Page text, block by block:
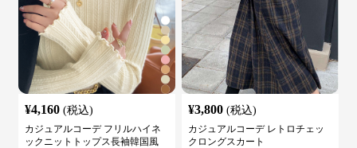
¥4,160 (税込)
カジュアルコーデ フリルハイネ
ックニットトップス長袖韓国風
¥3,800 (税込)
カジュアルコーデ レトロチェッ
クロングスカート